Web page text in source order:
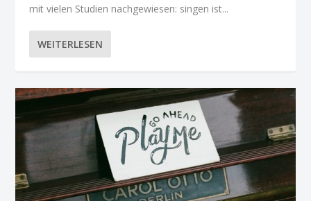
mit vielen Studien nachgewiesen: singen ist...
WEITERLESEN